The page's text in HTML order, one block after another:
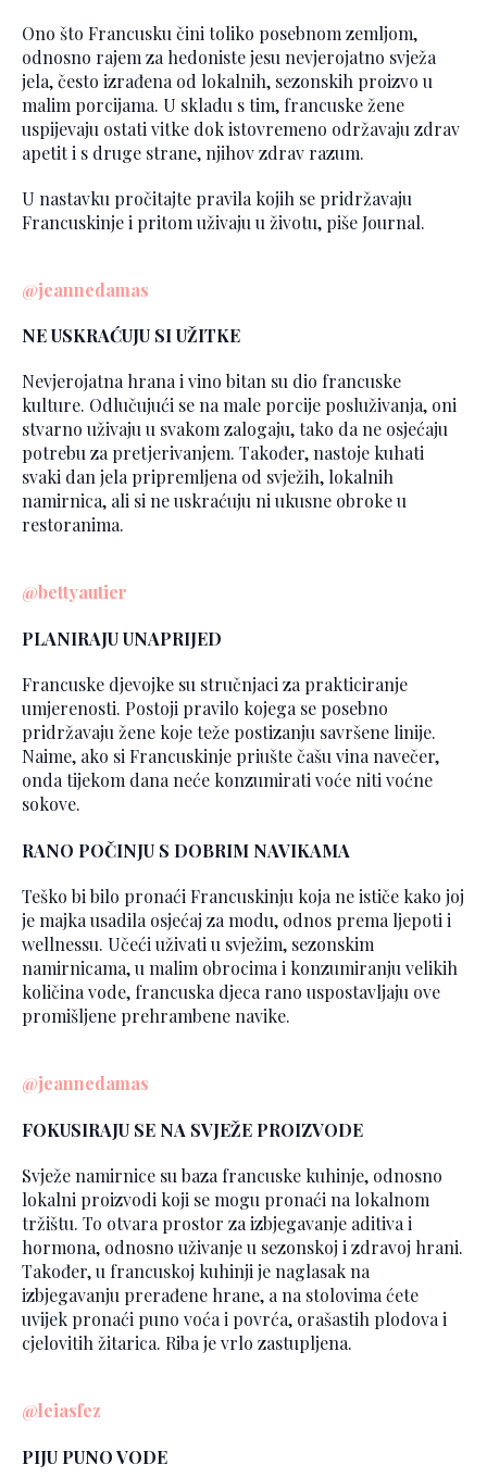
Ono što Francusku čini toliko posebnom zemljom,
odnosno rajem za hedoniste jesu nevjerojatno svježa
jela, često izrađena od lokalnih, sezonskih proizvo u
malim porcijama. U skladu s tim, francuske žene
uspijevaju ostati vitke dok istovremeno održavaju zdrav
apetit i s druge strane, njihov zdrav razum.
U nastavku pročitajte pravila kojih se pridržavaju
Francuskinje i pritom uživaju u životu, piše Journal.
@jeannedamas
NE USKRAĆUJU SI UŽITKE
Nevjerojatna hrana i vino bitan su dio francuske
kulture. Odlučujući se na male porcije posluživanja, oni
stvarno uživaju u svakom zalogaju, tako da ne osjećaju
potrebu za pretjerivanjem. Također, nastoje kuhati
svaki dan jela pripremljena od svježih, lokalnih
namirnica, ali si ne uskraćuju ni ukusne obroke u
restoranima.
@bettyautier
PLANIRAJU UNAPRIJED
Francuske djevojke su stručnjaci za prakticiranje
umjerenosti. Postoji pravilo kojega se posebno
pridržavaju žene koje teže postizanju savršene linije.
Naime, ako si Francuskinje priušte čašu vina navečer,
onda tijekom dana neće konzumirati voće niti voćne
sokove.
RANO POČINJU S DOBRIM NAVIKAMA
Teško bi bilo pronaći Francuskinju koja ne ističe kako joj
je majka usadila osjećaj za modu, odnos prema ljepoti i
wellnessu. Učeći uživati u svježim, sezonskim
namirnicama, u malim obrocima i konzumiranju velikih
količina vode, francuska djeca rano uspostavljaju ove
promišljene prehrambene navike.
@jeannedamas
FOKUSIRAJU SE NA SVJEŽE PROIZVODE
Svježe namirnice su baza francuske kuhinje, odnosno
lokalni proizvodi koji se mogu pronaći na lokalnom
tržištu. To otvara prostor za izbjegavanje aditiva i
hormona, odnosno uživanje u sezonskoj i zdravoj hrani.
Također, u francuskoj kuhinji je naglasak na
izbjegavanju prerađene hrane, a na stolovima ćete
uvijek pronaći puno voća i povrća, orašastih plodova i
cjelovitih žitarica. Riba je vrlo zastupljena.
@leiasfez
PIJU PUNO VODE